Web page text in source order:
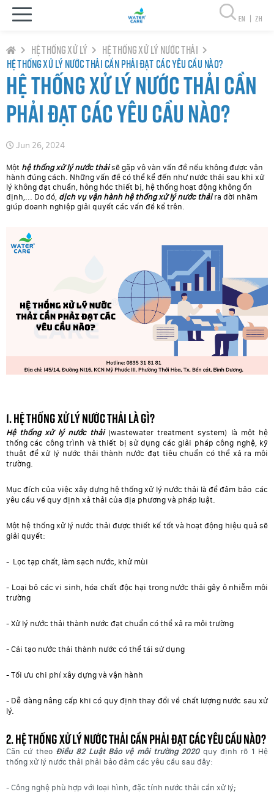
en | zh
Hệ thống xử lý
Hệ thống xử lý nước thải
Hệ thống xử lý nước thải cần phải đạt các yêu cầu nào?
Hệ thống xử lý nước thải cần
phải đạt các yêu cầu nào?
Jun 26, 2024
Một hệ thống xử lý nước thải sẽ gặp vô vàn vấn đề nếu không được vận
hành đúng cách. Những vấn đề có thể kể đến như nước thải sau khi xử
lý không đạt chuẩn, hỏng hóc thiết bị, hệ thống hoạt động không ổn
định,... Do đó, dịch vụ vận hành hệ thống xử lý nước thải ra đời nhằm
giúp doanh nghiệp giải quyết các vấn đề kể trên.
1. Hệ thống xử lý nước thải là gì?
Hệ thống xử lý nước thải (wastewater treatment system) là một hệ
thống các công trình và thiết bị sử dụng các giải pháp công nghệ, kỹ
thuật để xử lý nước thải thành nước đạt tiêu chuẩn có thể xả ra môi
trường.
Mục đích của việc xây dựng hệ thống xử lý nước thải là để đảm bảo các
yêu cầu về quy định xả thải của địa phương và pháp luật.
Một hệ thống xử lý nước thải được thiết kế tốt và hoạt động hiệu quả sẽ
giải quyết:
- Lọc tạp chất, làm sạch nước, khử mùi
- Loại bỏ các vi sinh, hóa chất độc hại trong nước thải gây ô nhiễm môi
trường
- Xử lý nước thải thành nước đạt chuẩn có thể xả ra môi trường
- Cải tạo nước thải thành nước có thể tái sử dụng
- Tối ưu chi phí xây dựng và vận hành
- Dễ dàng nâng cấp khi có quy định thay đổi về chất lượng nước sau xử
lý.
2. Hệ thống xử lý nước thải cần phải đạt các yêu cầu nào?
Căn cứ theo Điều 82 Luật Bảo vệ môi trường 2020quy định rõ 1 Hệ
thống xử lý nước thải phải bảo đảm các yêu cầu sau đây:
- Công nghệ phù hợp với loại hình, đặc tính nước thải cần xử lý;